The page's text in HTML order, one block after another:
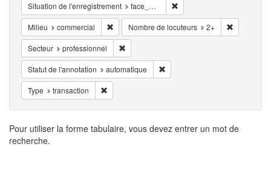
Situation de l'enregistrement face_à_face
Milieu commercial Supprimer la restriction Milieu: commercial
Nombre de locuteurs 2+
Secteur professionnel
Statut de l'annotation automatique
Type transaction
Résultats
de
Pour utiliser la forme tabulaire, vous devez entrer un mot de
recherche.